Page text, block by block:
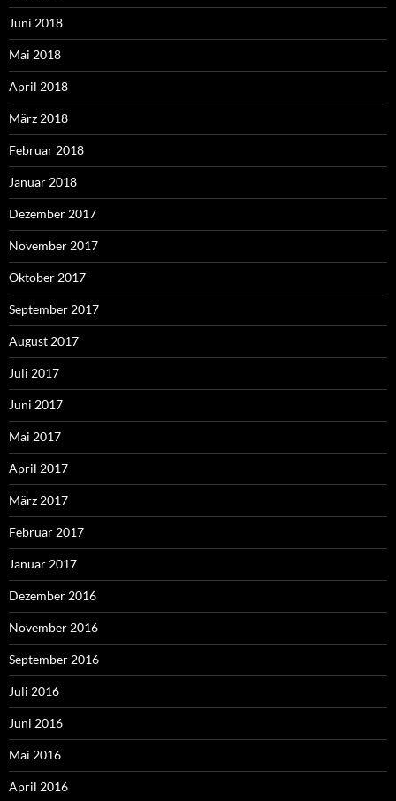
Juni 2018
Mai 2018
April 2018
März 2018
Februar 2018
Januar 2018
Dezember 2017
November 2017
Oktober 2017
September 2017
August 2017
Juli 2017
Juni 2017
Mai 2017
April 2017
März 2017
Februar 2017
Januar 2017
Dezember 2016
November 2016
September 2016
Juli 2016
Juni 2016
Mai 2016
April 2016